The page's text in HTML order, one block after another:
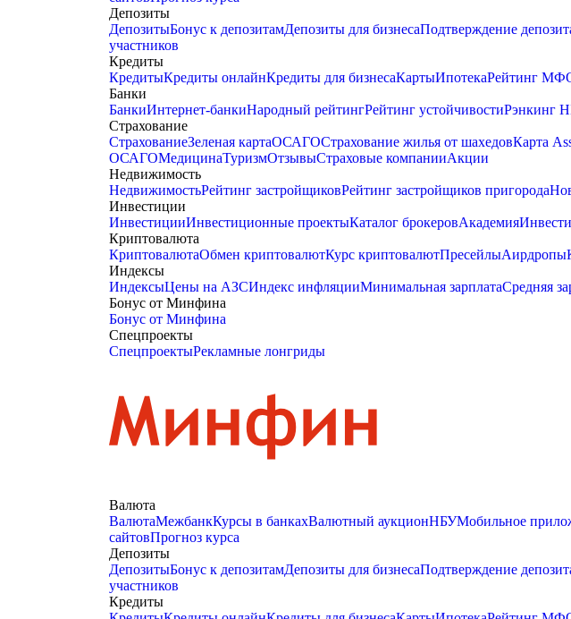
Депозиты
ДепозитыБонус к депозитамДепозиты для бизнесаПодтверждение
участников
Кредиты
КредитыКредиты онлайнКредиты для бизнесаКартыИпотекаРейтинг
Банки
БанкиИнтернет-банкиНародный рейтингРейтинг устойчивостиРэнкинг
Страхование
СтрахованиеЗеленая картаОСАГОСтрахование жилья от шахедовКарта
ОСАГОМедицинаТуризмОтзывыСтраховые компанииАкции
Недвижимость
НедвижимостьРейтинг застройщиковРейтинг застройщиков пригорода
Инвестиции
ИнвестицииИнвестиционные проектыКаталог брокеровАкадемия
Криптовалюта
КриптовалютаОбмен криптовалютКурс криптовалютПресейлыАирдропы
Индексы
ИндексыЦены на АЗСИндекс инфляцииМинимальная зарплатаСредняя
Бонус от Минфина
Бонус от Минфина
Спецпроекты
СпецпроектыРекламные лонгриды
Валюта
ВалютаМежбанкКурсы в банкахВалютный аукционНБУМобильное
сайтовПрогноз курса
Депозиты
ДепозитыБонус к депозитамДепозиты для бизнесаПодтверждение
участников
Кредиты